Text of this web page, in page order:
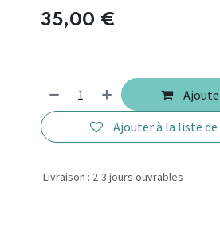
35,00 €
Ajouter à la liste
Livraison : 2-3 jours ouvrables